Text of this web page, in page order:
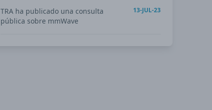
TRA ha publicado una consulta
pública sobre mmWave
13-JUL-23